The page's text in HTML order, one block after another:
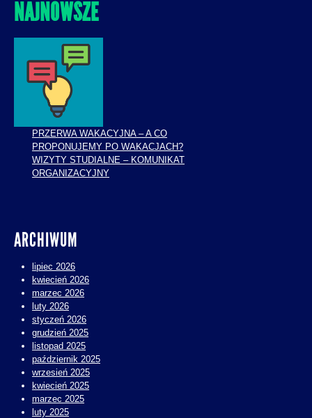
NAJNOWSZE
PRZERWA WAKACYJNA – A CO
PROPONUJEMY PO WAKACJACH?
WIZYTY STUDIALNE – KOMUNIKAT
ORGANIZACYJNY
ARCHIWUM
lipiec 2026
kwiecień 2026
marzec 2026
luty 2026
styczeń 2026
grudzień 2025
listopad 2025
październik 2025
wrzesień 2025
kwiecień 2025
marzec 2025
luty 2025